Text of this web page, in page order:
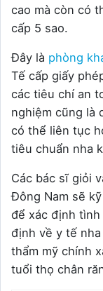
cao mà còn có
cấp 5 sao.
Đây là phòng
Tế cấp giấy
các tiêu chí an
nghiệm cũng là
có thể liên tục
tiêu chuẩn nha
Các bác sĩ giỏi
Đông Nam sẽ
để xác định
định về y tế
thẩm mỹ chính
tuổi thọ chân